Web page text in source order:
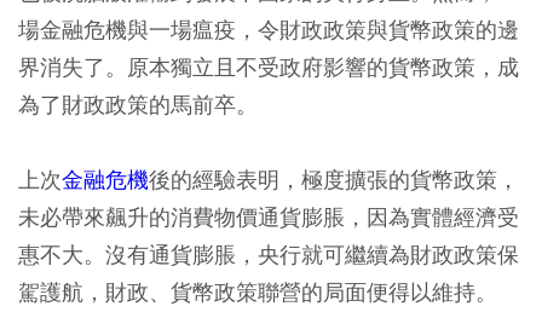
場金融危機與一場瘟疫，令財政政策與貨幣政策的邊
界消失了。原本獨立且不受政府影響的貨幣政策，成
為了財政政策的馬前卒。
上次金融危機後的經驗表明，極度擴張的貨幣政策，
未必帶來飆升的消費物價通貨膨脹，因為實體經濟受
惠不大。沒有通貨膨脹，央行就可繼續為財政政策保
駕護航，財政、貨幣政策聯營的局面便得以維持。